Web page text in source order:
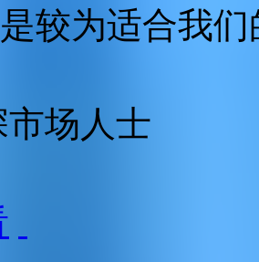
较为适合我们
市场人士